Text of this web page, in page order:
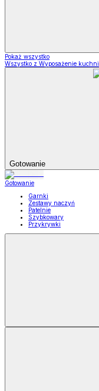
Pokaż wszystko
Wszystko z Wyposażenie kuchni
Gotowanie
Gotowanie
Garnki
Zestawy naczyń
Patelnie
Szybkowary
Przykrywki